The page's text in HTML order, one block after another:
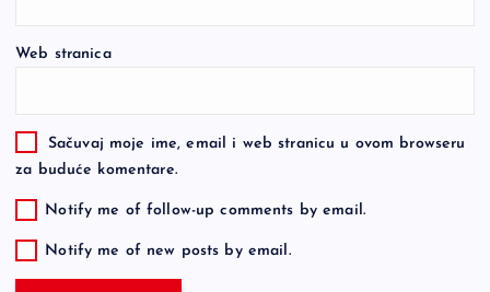
Web stranica
Sačuvaj moje ime, email i web stranicu u ovom browseru
za buduće komentare.
Notify me of follow-up comments by email.
Notify me of new posts by email.